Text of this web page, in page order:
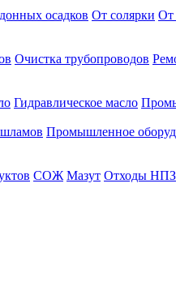
осадков От солярки От
Очистка трубопроводов
Гидравлическое масло
Промышленное
СОЖ Мазут Отходы НПЗ